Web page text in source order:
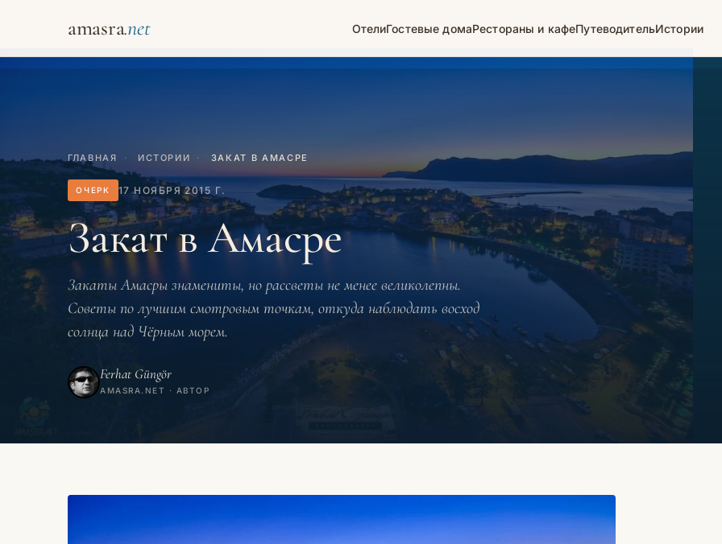
amasra ОтелиГостевые домаРестораны и кафеПутеводительИстории
ГЛАВНАЯ · ИСТОРИИ · ЗАКАТ В АМАСРЕ
ОЧЕРК 17 НОЯБРЯ 2015 Г.
Закат в Амасре
Закаты Амасры знамениты, но рассветы не менее великолепны.
Советы по лучшим смотровым точкам, откуда наблюдать восход
солнца над Чёрным морем.
Ferhat Güngör
AMASRA.NET · АВТОР